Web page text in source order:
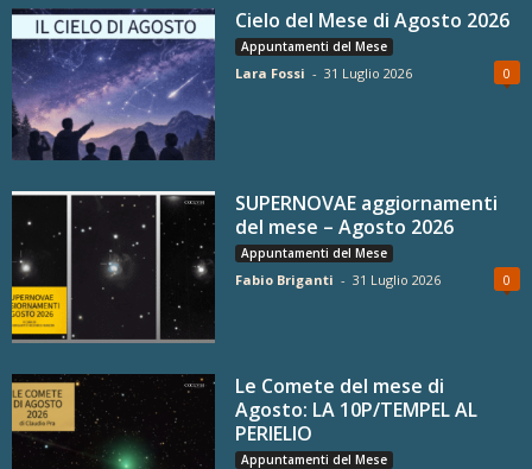
Cielo del Mese di Agosto 2026
Appuntamenti del Mese
Lara Fossi - 31 Luglio 2026 0
SUPERNOVAE aggiornamenti
del mese – Agosto 2026
Appuntamenti del Mese
Fabio Briganti - 31 Luglio 2026 0
Le Comete del mese di
Agosto: LA 10P/TEMPEL AL
PERIELIO
Appuntamenti del Mese